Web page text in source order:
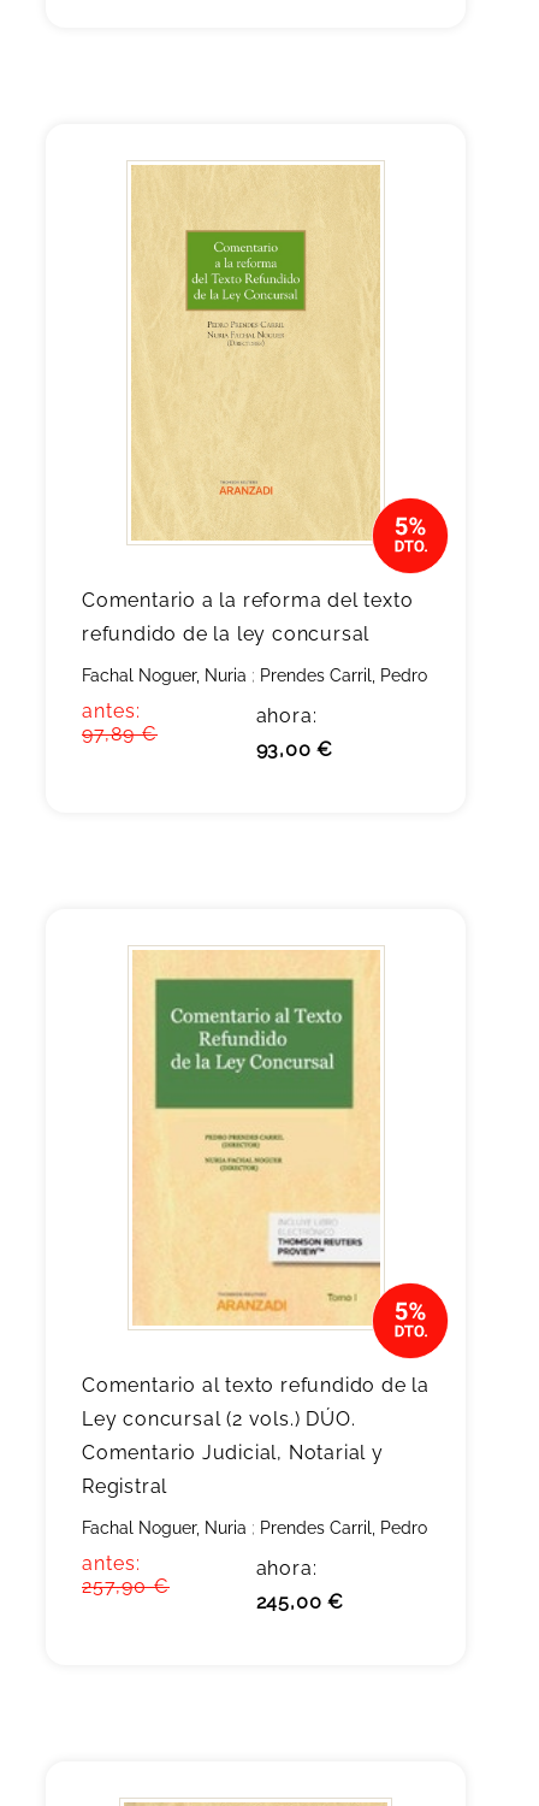
Comentario a la reforma del texto
refundido de la ley concursal
Fachal Noguer, Nuria ; Prendes Carril, Pedro
antes:
97,89 €
ahora:
93,00 €
Comentario al texto refundido de la
Ley concursal (2 vols.) DÚO.
Comentario Judicial, Notarial y
Registral
Fachal Noguer, Nuria ; Prendes Carril, Pedro
antes:
257,90 €
ahora:
245,00 €